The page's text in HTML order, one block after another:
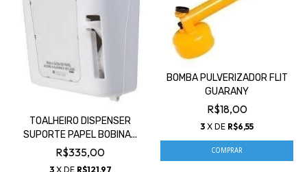
TOALHEIRO DISPENSER
SUPORTE PAPEL BOBINA...
R$335,00
3 X DE R$121,97
BOMBA PULVERIZADOR FLIT
GUARANY
R$18,00
3 X DE R$6,55